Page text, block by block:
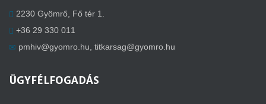
2230 Gyömrő, Fő tér 1.
+36 29 330 011
pmhiv@gyomro.hu titkarsag@gyomro.hu
ÜGYFÉLFOGADÁS